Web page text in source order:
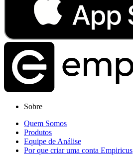
Sobre
Quem Somos
Produtos
Equipe de Análise
Por que criar uma conta Empiricus